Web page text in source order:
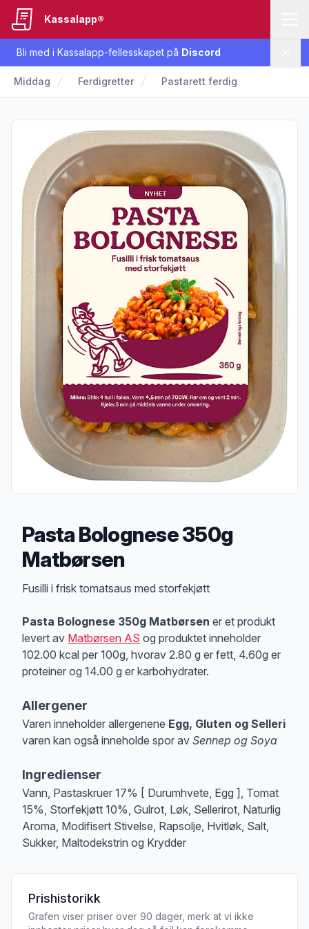
Bli med i Kassalapp-fellesskapet på Discord
Kassalapp®
Middag Ferdigretter Pastarett ferdig
Pasta Bolognese 350g
Matbørsen
Produktbeskrivelse
Fusilli i frisk tomatsaus med storfekjøtt
Pasta Bolognese 350g Matbørsen er et produkt
levert av Matbørsen AS og produktet inneholder
102.00 kcal per 100g, hvorav 2.80 g er fett, 4.60g er
proteiner og 14.00 g er karbohydrater.
Allergener
Varen inneholder allergenene Egg, Gluten og Selleri
varen kan også inneholde spor av Sennep og Soya
Ingredienser
Vann, Pastaskruer 17% [ Durumhvete, Egg ], Tomat
15%, Storfekjøtt 10%, Gulrot, Løk, Sellerirot, Naturlig
Aroma, Modifisert Stivelse, Rapsolje, Hvitløk, Salt,
Sukker, Maltodekstrin og Krydder
Prishistorikk
Grafen viser priser over 90 dager, merk at vi ikke